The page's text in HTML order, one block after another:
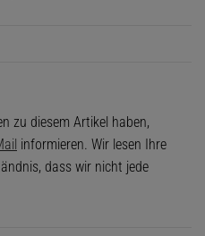
zu diesem Artikel haben,
informieren. Wir lesen Ihre
dass wir nicht jede